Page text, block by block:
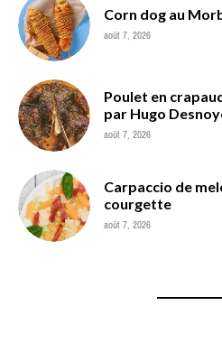
Corn dog au
août 7, 2026
Poulet en
par Hugo
août 7, 2026
Carpaccio de
courgette
août 7, 2026